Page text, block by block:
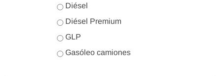
Diésel
Diésel Premium
GLP
Gasóleo camiones